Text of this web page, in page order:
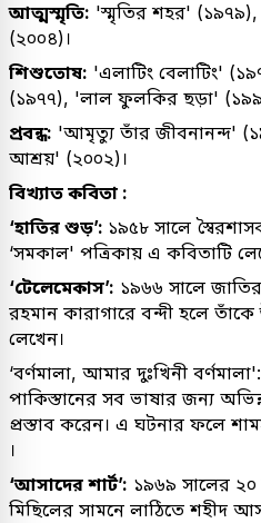
আত্মস্মৃতি: 'স্মৃতির শহর'
(২০০৪)।
শিশুতোষ: 'এলাটিং বেলাটিং'
(১৯৭৭), 'লাল ফুলকির ছড়া'
প্রবন্ধ: 'আমৃত্যু তাঁর জীবনানন্দ'
আশ্রয়' (২০০২)।
বিখ্যাত কবিতা :
‘হাতির শুড়’: ১৯৫৮ সালে
‘সমকাল' পত্রিকায় এ কবিতাটি
‘টেলেমেকাস’: ১৯৬৬ সালে
রহমান কারাগারে বন্দী হলে
লেখেন।
‘বর্ণমালা, আমার দুঃখিনী
পাকিস্তানের সব ভাষার জন্য
প্রস্তাব করেন। এ ঘটনার ফলে
।
‘আসাদের শার্ট’: ১৯৬৯ সালের ২০
মিছিলের সামনে লাঠিতে শহীদ